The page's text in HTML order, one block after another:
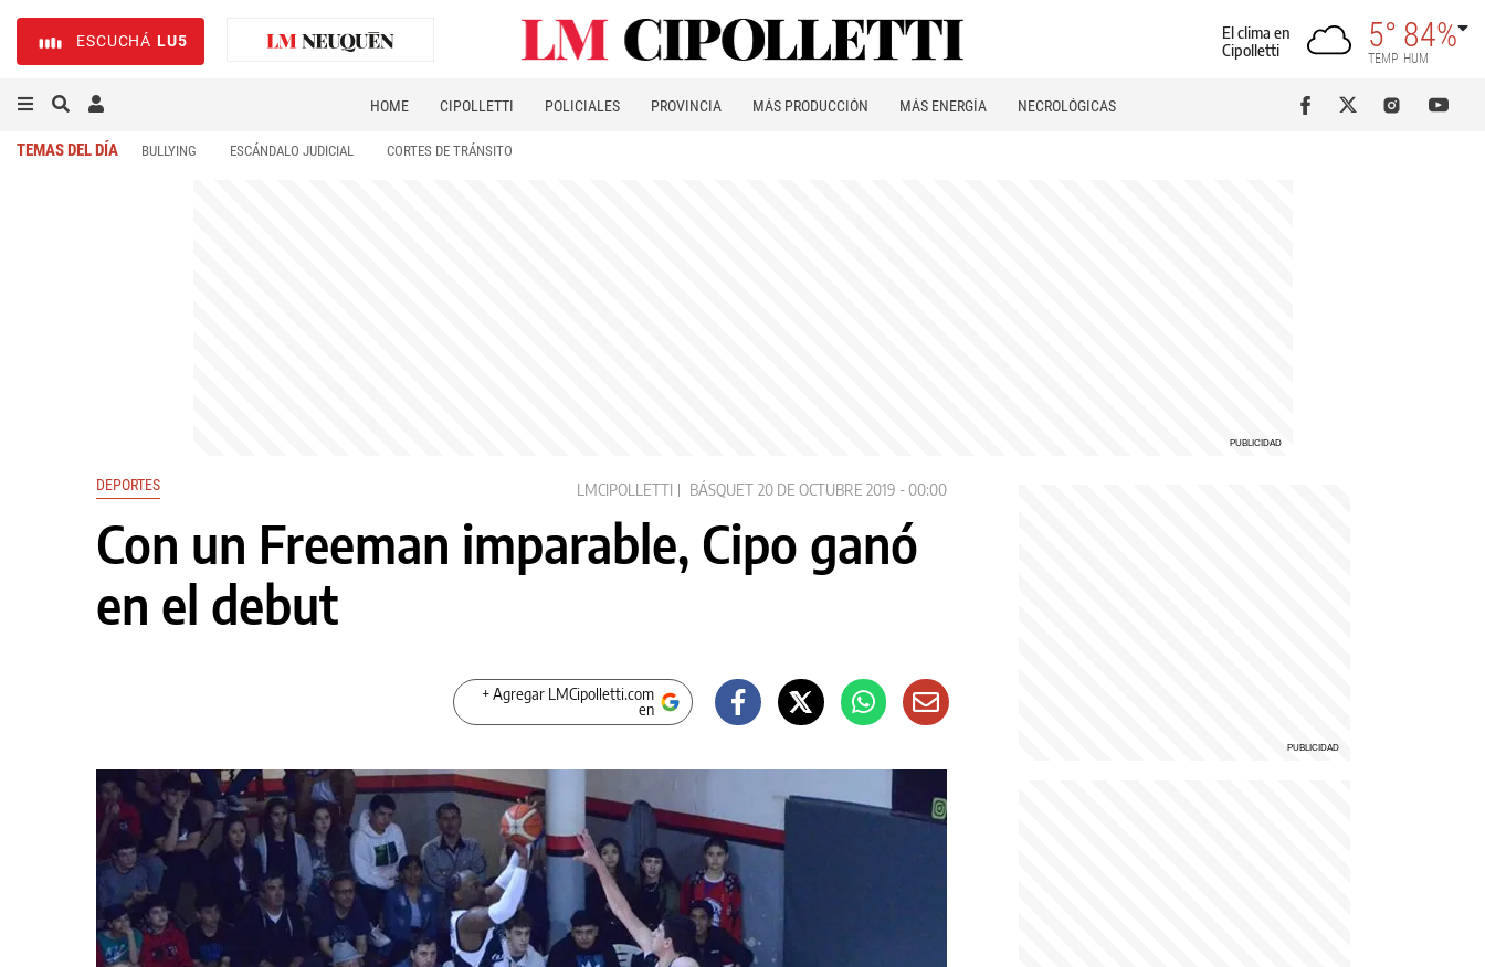
ESCUCHÁ LU5
El clima en
Cipolletti
5°
TEMP
84%
HUM
HOME CIPOLLETTI POLICIALES PROVINCIA MÁS PRODUCCIÓN MÁS ENERGÍA NECROLÓGICAS
TEMAS DEL DÍA BULLYING ESCÁNDALO JUDICIAL CORTES DE TRÁNSITO
DEPORTES LMCIPOLLETTI BÁSQUET 20 DE OCTUBRE 2019 - 00:00
Con un Freeman imparable, Cipo ganó
en el debut
+ Agregar LMCipolletti.com
en